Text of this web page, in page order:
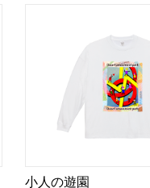
小人の遊園